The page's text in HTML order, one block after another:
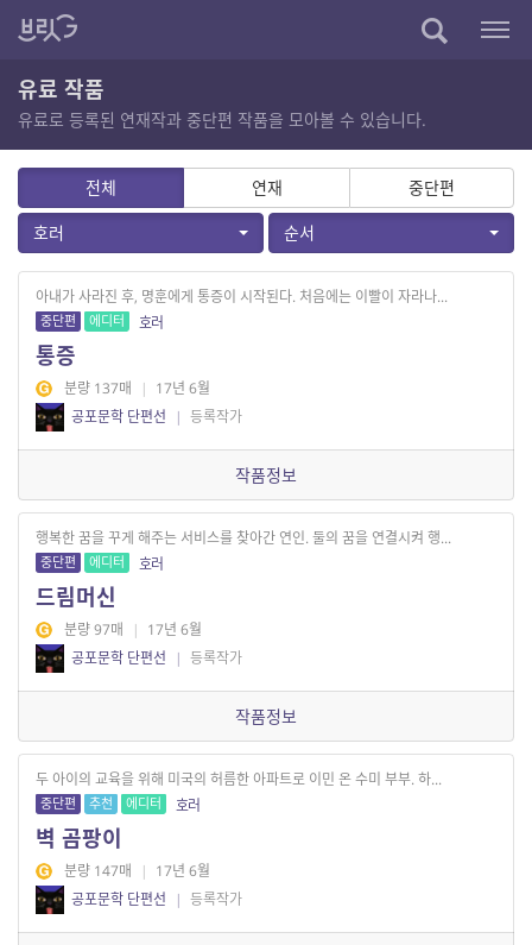
유료 작품
유료로 등록된 연재작과 중단편 작품을 모아볼 수 있습니다.
전체 연재
중단편
호러
순서
아내가 사라진 후, 명훈에게 통증이 시작된다. 처음에는 이빨이 자라나...
중단편 에디터 호러
통증
분량 137매 | 17년 6월
공포문학 단편선
| 등록작가
작품정보
행복한 꿈을 꾸게 해주는 서비스를 찾아간 연인. 둘의 꿈을 연결시켜 행...
중단편 에디터 호러
드림머신
분량 97매 | 17년 6월
공포문학 단편선
| 등록작가
작품정보
두 아이의 교육을 위해 미국의 허름한 아파트로 이민 온 수미 부부. 하...
중단편 추천 에디터 호러
벽 곰팡이
분량 147매 | 17년 6월
공포문학 단편선
| 등록작가